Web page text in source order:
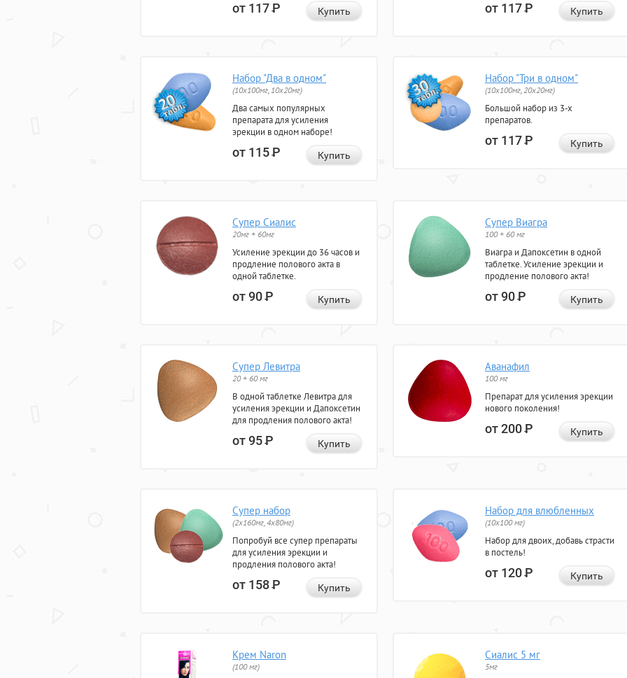
от 117Р Купить от 117Р Купить
Набор "Два в одном"
(10x100мг, 10x20мг)
Два самых популярных
препарата для усиления
эрекции в одном наборе!
от 115Р Купить
Набор "Три в одном"
(10x100мг, 20x20мг)
Большой набор из 3-х
препаратов.
от 117Р Купить
Супер Сиалис
20мг + 60мг
Усиление эрекции до 36 часов и
продление полового акта в
одной таблетке.
от 90Р Купить
Супер Виагра
100 + 60 мг
Виагра и Дапоксетин в одной
таблетке. Усиление эрекции и
продление полового акта!
от 90Р Купить
Супер Левитра
20 + 60 мг
В одной таблетке Левитра для
усиления эрекции и Дапоксетин
для продления полового акта!
от 95Р Купить
Аванафил
100 мг
Препарат для усиления эрекции
нового поколения!
от 200Р Купить
Супер набор
(2х160мг, 4х80мг)
Попробуй все супер препараты
для усиления эрекции и
продления полового акта!
от 158Р Купить
Набор для влюбленных
(10х100 мг)
Набор для двоих, добавь страсти
в постель!
от 120Р Купить
Крем Naron
(100 мг)
Сиалис 5 мг
5мг